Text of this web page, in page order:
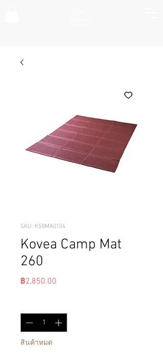
SKU: KS8MA0104
Kovea Camp Mat
260
฿2,850.00
สินค้าหมด